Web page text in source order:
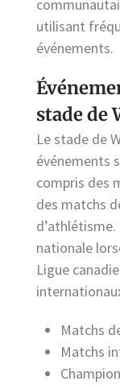
utilisant
événements.
stade de
Le stade de
événements
compris des
des matchs
nationale
Ligue
Matchs
Matchs